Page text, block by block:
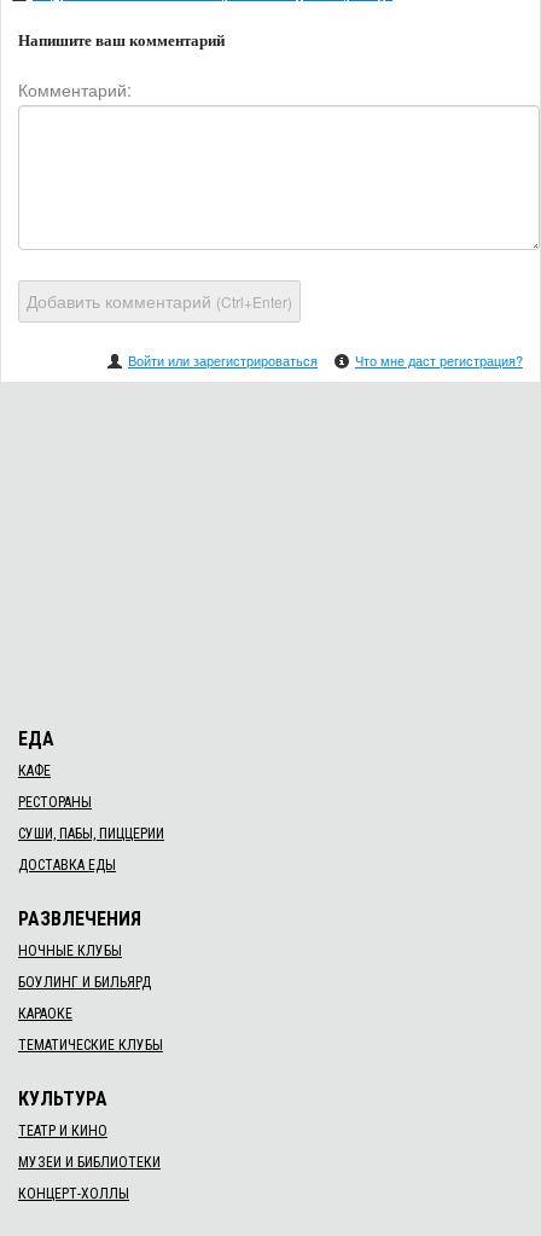
Напишите ваш комментарий
Комментарий:
Добавить комментарий (Ctrl+Enter)
Войти или зарегистрироваться Что мне даст регистрация?
ЕДА
КАФЕ
РЕСТОРАНЫ
СУШИ, ПАБЫ, ПИЦЦЕРИИ
ДОСТАВКА ЕДЫ
РАЗВЛЕЧЕНИЯ
НОЧНЫЕ КЛУБЫ
БОУЛИНГ И БИЛЬЯРД
КАРАОКЕ
ТЕМАТИЧЕСКИЕ КЛУБЫ
КУЛЬТУРА
ТЕАТР И КИНО
МУЗЕИ И БИБЛИОТЕКИ
КОНЦЕРТ-ХОЛЛЫ